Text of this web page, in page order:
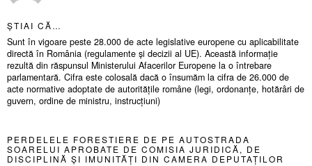
ȘTIAI CĂ…
Sunt în vigoare peste 28.000 de acte legislative europene cu aplicabilitate
directă în România (regulamente și decizii al UE). Această informație
rezultă din răspunsul Ministerului Afacerilor Europene la o întrebare
parlamentară. Cifra este colosală dacă o însumăm la cifra de 26.000 de
acte normative adoptate de autoritățile române (legi, ordonanțe, hotărâri de
guvern, ordine de ministru, instrucțiuni)
PERDELELE FORESTIERE DE PE AUTOSTRADA
SOARELUI APROBATE DE COMISIA JURIDICĂ, DE
DISCIPLINĂ ȘI IMUNITĂȚI DIN CAMERA DEPUTAȚILOR